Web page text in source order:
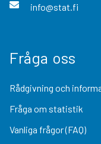
info@stat.fi
Fråga oss
Rådgivning och
Fråga om statistik
Vanliga frågor (FAQ)